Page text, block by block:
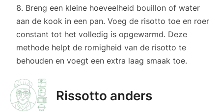
Breng een kleine hoeveelheid bouillon of water
aan de kook in een pan. Voeg de risotto toe en roer
constant tot het volledig is opgewarmd. Deze
methode helpt de romigheid van de risotto te
behouden en voegt een extra laag smaak toe.
Rissotto anders